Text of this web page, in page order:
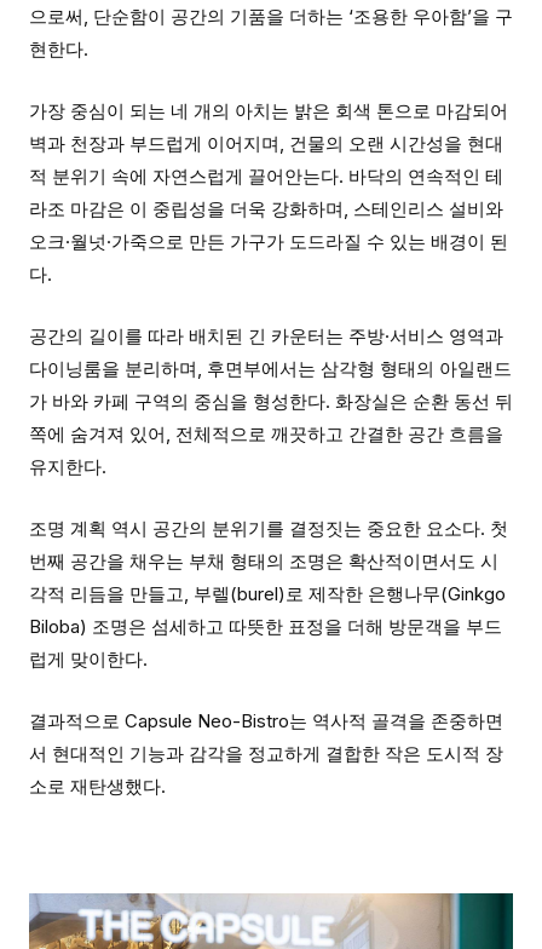
으로써, 단순함이 공간의 기품을 더하는 ‘조용한 우아함’을 구
현한다.
가장 중심이 되는 네 개의 아치는 밝은 회색 톤으로 마감되어
벽과 천장과 부드럽게 이어지며, 건물의 오랜 시간성을 현대
적 분위기 속에 자연스럽게 끌어안는다. 바닥의 연속적인 테
라조 마감은 이 중립성을 더욱 강화하며, 스테인리스 설비와
오크·월넛·가죽으로 만든 가구가 도드라질 수 있는 배경이 된
다.
공간의 길이를 따라 배치된 긴 카운터는 주방·서비스 영역과
다이닝룸을 분리하며, 후면부에서는 삼각형 형태의 아일랜드
가 바와 카페 구역의 중심을 형성한다. 화장실은 순환 동선 뒤
쪽에 숨겨져 있어, 전체적으로 깨끗하고 간결한 공간 흐름을
유지한다.
조명 계획 역시 공간의 분위기를 결정짓는 중요한 요소다. 첫
번째 공간을 채우는 부채 형태의 조명은 확산적이면서도 시
각적 리듬을 만들고, 부렐(burel)로 제작한 은행나무(Ginkgo
Biloba) 조명은 섬세하고 따뜻한 표정을 더해 방문객을 부드
럽게 맞이한다.
결과적으로 Capsule Neo-Bistro는 역사적 골격을 존중하면
서 현대적인 기능과 감각을 정교하게 결합한 작은 도시적 장
소로 재탄생했다.